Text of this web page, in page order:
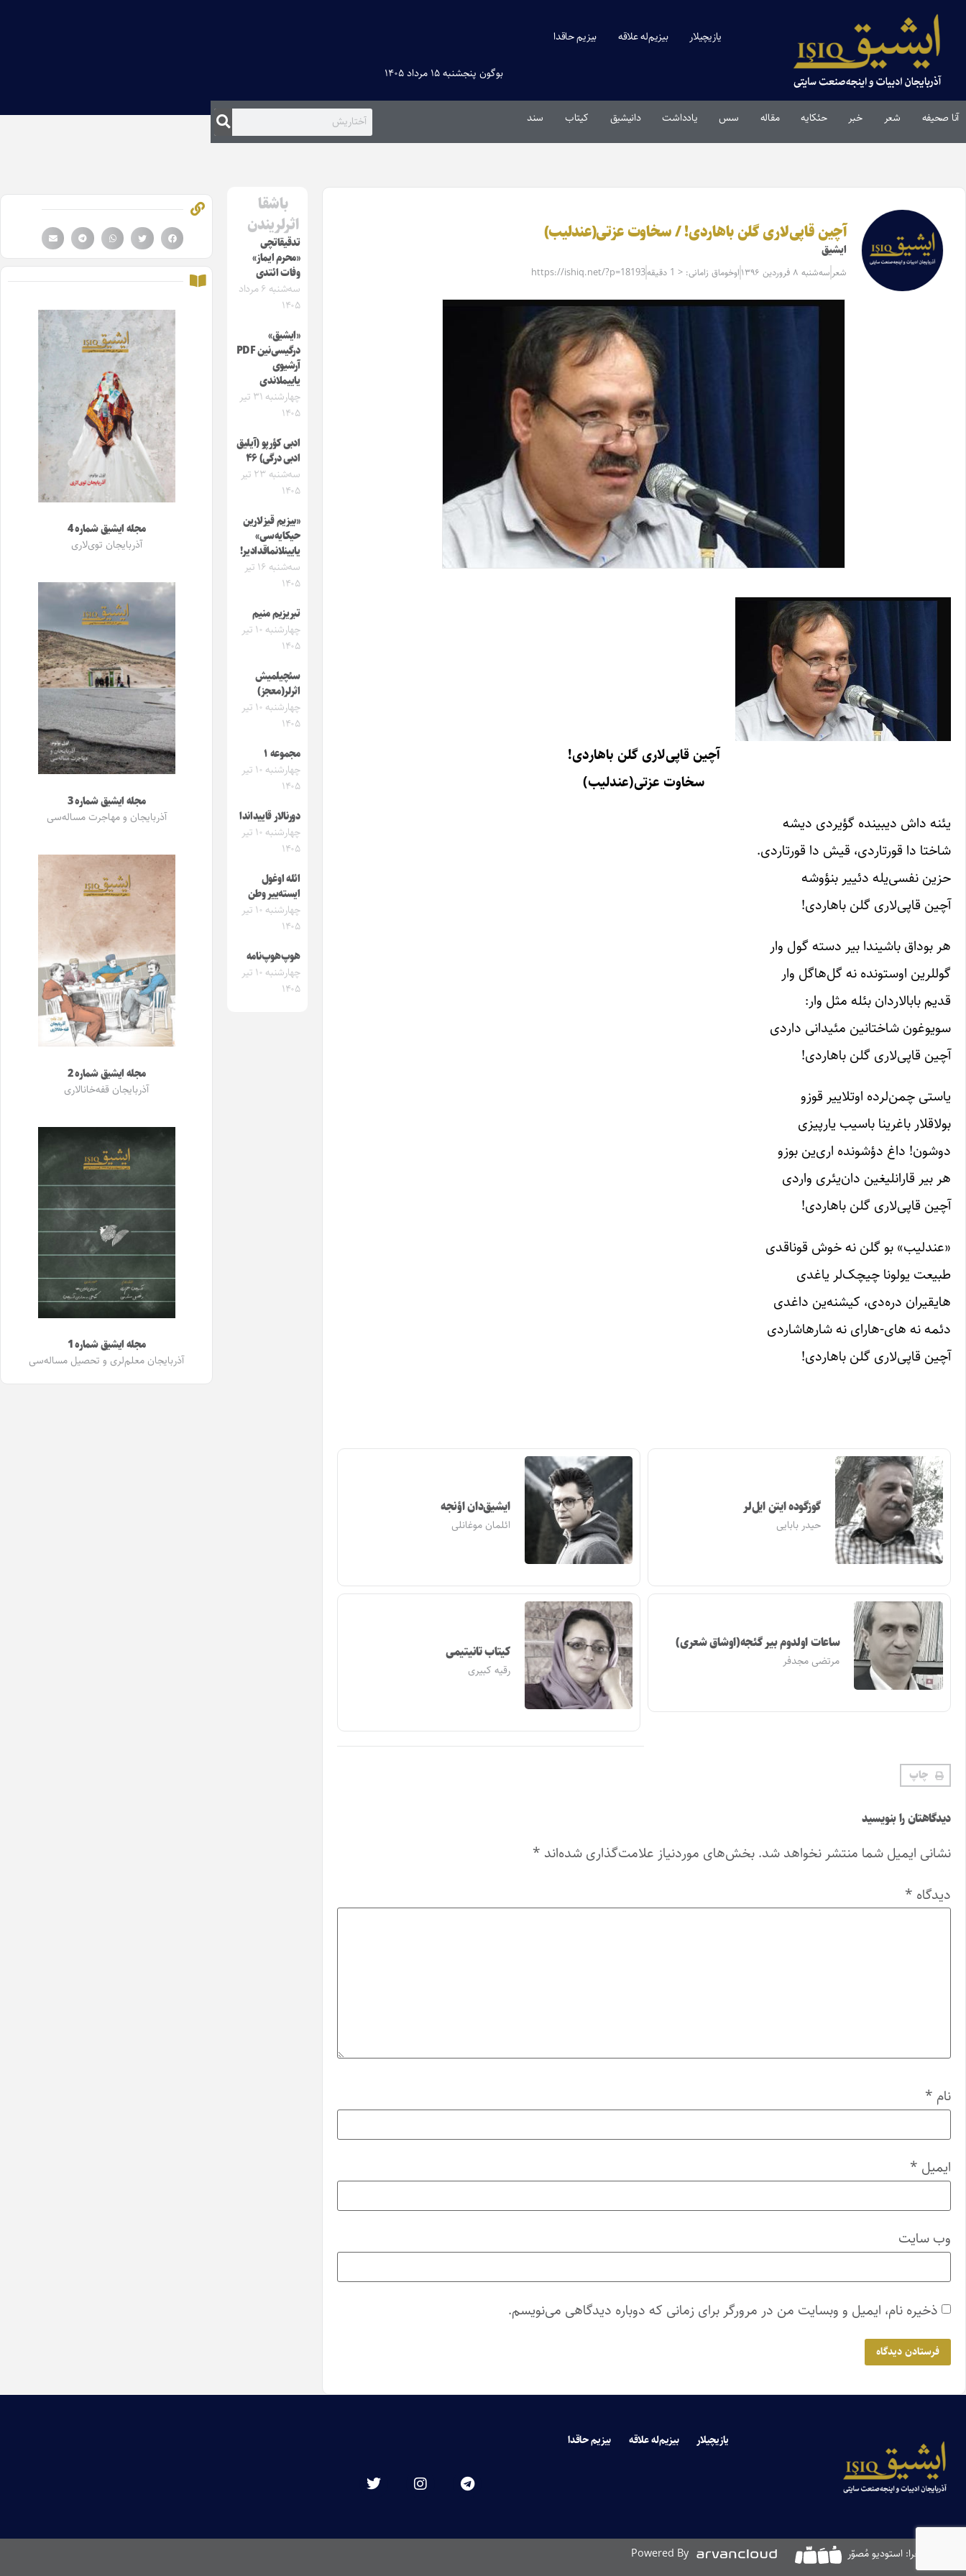
یازیچیلار بیزیم‌له علاقه بیزیم حاقدا
بوگون پنجشنبه ۱۵ مرداد ۱۴۰۵
آنا صحیفه شعر خبر حئکایه مقاله‌ سس یادداشت دانیشیق کیتاب سند
آچین قاپی‌لاری گلن باهاردی! / سخاوت عزتی(عندلیب)
ایشیق
شعر سه‌شنبه ۸ فروردین ۱۳۹۶ اوخوماق زامانی: < 1 دقیقه https://ishiq.net/?p=18193
آچین قاپی‌لاری گلن باهاردی!
سخاوت عزتی(عندلیب)
یئنه داش دیبینده گؤیردی دیشه
شاختا دا قورتاردی، قیش دا قورتاردی.
حزین نفسی‌یله دئییر بنؤوشه
آچین قاپی‌لاری گلن باهاردی!
هر بوداق باشیندا بیر دسته گول وار
گوللرین اوستونده نه گل‌هاگل وار
قدیم بابالاردان بئله مثل وار:
سویوغون شاختانین مئیدانی داردی
آچین قاپی‌لاری گلن باهاردی!
یاستی چمن‌لرده اوتلاییر قوزو
بولاقلار باغرینا باسیب یارپیزی
دوشون! داغ دؤشونده اری‌ین بوزو
هر بیر قارانلیغین دان‌یئری واردی
آچین قاپی‌لاری گلن باهاردی!
«عندلیب» بو گلن نه خوش قوناقدی
طبیعت یولونا چیچک‌لر یاغدی
هایقیران دره‌دی، کیشنه‌ین داغدی
دئمه نه های‌-هارای نه شارهاشاردی
آچین قاپی‌لاری گلن باهاردی!
گوزگوده ایتن ایل‌لر
حیدر بابایی
ایشیق‌دان اؤنجه
ائلمان موغانلی
ساعات اولدوم بیر گئجه(اوشاق شعری)
مرتضی مجدفر کیتاب تانیتیمی
رقیه کبیری
چاپ
دیدگاهتان را بنویسید
نشانی ایمیل شما منتشر نخواهد شد. بخش‌های موردنیاز علامت‌گذاری شده‌اند *
دیدگاه *
نام *
ایمیل *
وب‌ سایت
ذخیره نام، ایمیل و وبسایت من در مرورگر برای زمانی که دوباره دیدگاهی می‌نویسم.
باشقا
اثرلریندن
تدقیقاتچی
«محرم ایماز»
وفات ائتدی
سه‌شنبه ۶ مرداد
۱۴۰۵
«ایشیق»
درگیسی‌نین PDF
آرشیوی
یاییملاندی
چهارشنبه ۳۱ تیر
۱۴۰۵
ادبی کؤرپو (آیلیق
ادبی درگی) ۴۶
سه‌شنبه ۲۳ تیر
۱۴۰۵
«بیزیم قیزلارین
حیکایه‌سی»
یایینلانماقدادیر!
سه‌شنبه ۱۶ تیر
۱۴۰۵
تبریزیم منیم
چهارشنبه ۱۰ تیر
۱۴۰۵
سئچیلمیش
اثرلر(معجز)
چهارشنبه ۱۰ تیر
۱۴۰۵
مجموعه ۱
چهارشنبه ۱۰ تیر
۱۴۰۵
دورنالار قاییداندا
چهارشنبه ۱۰ تیر
۱۴۰۵
ائله اوغول
ایسته‌ییر وطن
چهارشنبه ۱۰ تیر
۱۴۰۵
هوپ‌هوپ‌نامه
چهارشنبه ۱۰ تیر
۱۴۰۵
مجله ایشیق شماره 4
آذربایجان توی‌لاری
مجله ایشیق شماره 3
آذربایجان و مهاجرت مساله‌سی
مجله ایشیق شماره 2
آذربایجان قفه‌خانالاری
مجله ایشیق شماره 1
آذربایجان معلم‌لری و تحصیل مساله‌سی
یازیچیلار بیزیم‌له علاقه بیزیم حاقدا
طراحی و اجرا: استودیو مُصوّر Powered By